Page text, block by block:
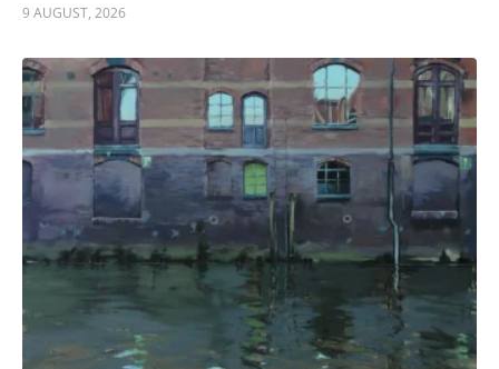
9 AUGUST, 2026